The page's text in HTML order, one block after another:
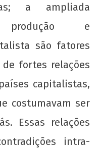
a ampliada
produção e
são fatores
fortes relações
capitalistas,
costumavam ser
Essas relações
intra-